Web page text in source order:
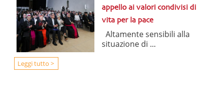
appello ai valori condivisi di
vita per la pace
Altamente sensibili alla
situazione di ...
Leggi tutto >